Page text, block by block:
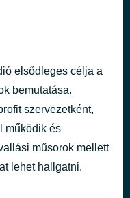
2 órával ezelőtt
elsődleges célja a
bemutatása.
szervezetként,
működik és
műsorok mellett
lehet hallgatni.